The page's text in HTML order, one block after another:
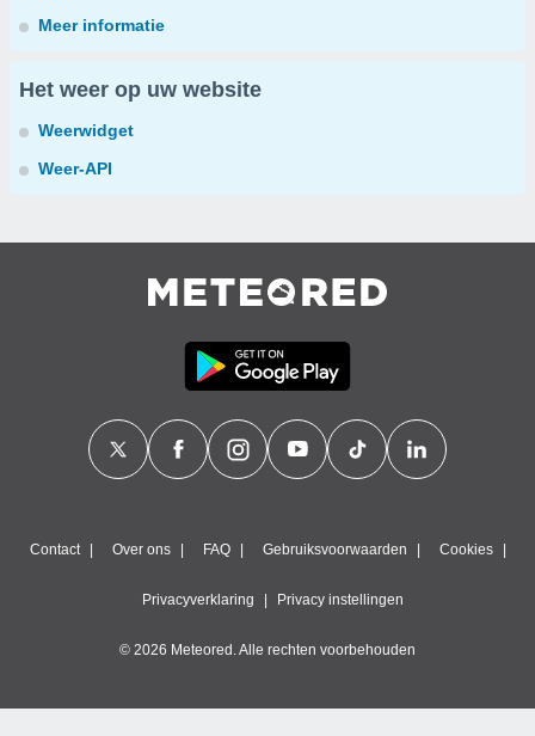
Meer informatie
Het weer op uw website
Weerwidget
Weer-API
Contact Over ons FAQ Gebruiksvoorwaarden Cookies
Privacyverklaring Privacy instellingen
© 2026 Meteored. Alle rechten voorbehouden